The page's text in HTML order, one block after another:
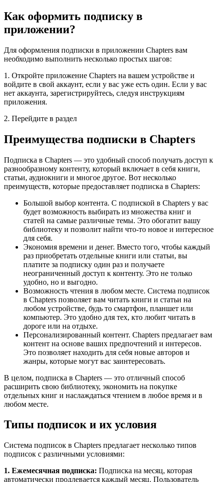
Как оформить подписку в
приложении?
Для оформления подписки в приложении Chapters вам
необходимо выполнить несколько простых шагов:
1. Откройте приложение Chapters на вашем устройстве и
войдите в свой аккаунт, если у вас уже есть один. Если у вас
нет аккаунта, зарегистрируйтесь, следуя инструкциям
приложения.
2. Перейдите в раздел
Преимущества подписки в Chapters
Подписка в Chapters — это удобный способ получать доступ к
разнообразному контенту, который включает в себя книги,
статьи, аудиокниги и многое другое. Вот несколько
преимуществ, которые предоставляет подписка в Chapters:
Большой выбор контента. С подпиской в Chapters у вас
будет возможность выбирать из множества книг и
статей на самые различные темы. Это обогатит вашу
библиотеку и позволит найти что-то новое и интересное
для себя.
Экономия времени и денег. Вместо того, чтобы каждый
раз приобретать отдельные книги или статьи, вы
платите за подписку один раз и получаете
неограниченный доступ к контенту. Это не только
удобно, но и выгодно.
Возможность чтения в любом месте. Система подписок
в Chapters позволяет вам читать книги и статьи на
любом устройстве, будь то смартфон, планшет или
компьютер. Это удобно для тех, кто любит читать в
дороге или на отдыхе.
Персонализированный контент. Chapters предлагает вам
контент на основе ваших предпочтений и интересов.
Это позволяет находить для себя новые авторов и
жанры, которые могут вас заинтересовать.
В целом, подписка в Chapters — это отличный способ
расширить свою библиотеку, экономить на покупке
отдельных книг и наслаждаться чтением в любое время и в
любом месте.
Типы подписок и их условия
Система подписок в Chapters предлагает несколько типов
подписок с различными условиями:
1. Ежемесячная подписка: Подписка на месяц, которая
автоматически продлевается каждый месяц. Пользователь